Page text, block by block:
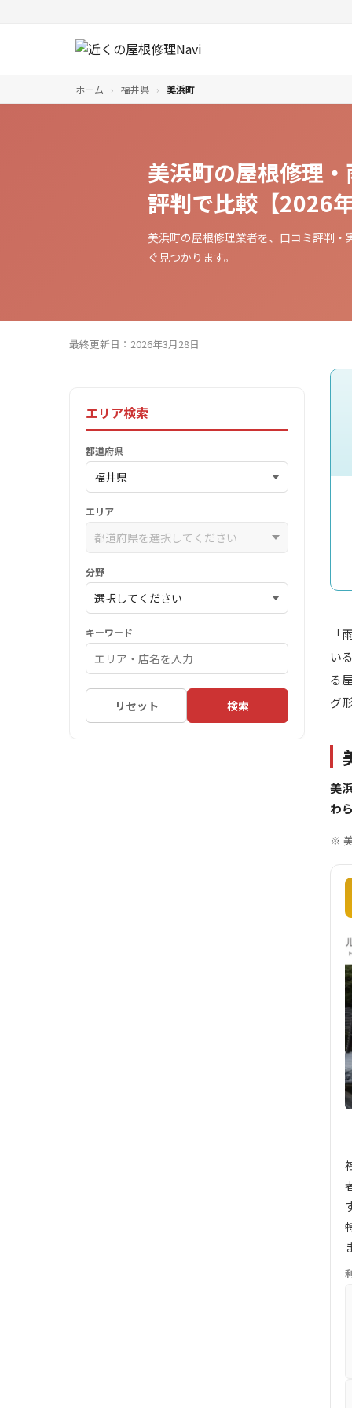
ホーム › 福井県 › 美浜町
美浜町の屋根修理
評判で比較【2026
美浜町の屋根修理業者を、口コミ評判
ぐ見つかります。
最終更新日：2026年3月28日
い
る
グ
美
わ
※
エリア検索
都道府県
エリア
分野
キーワード
リセット 検索